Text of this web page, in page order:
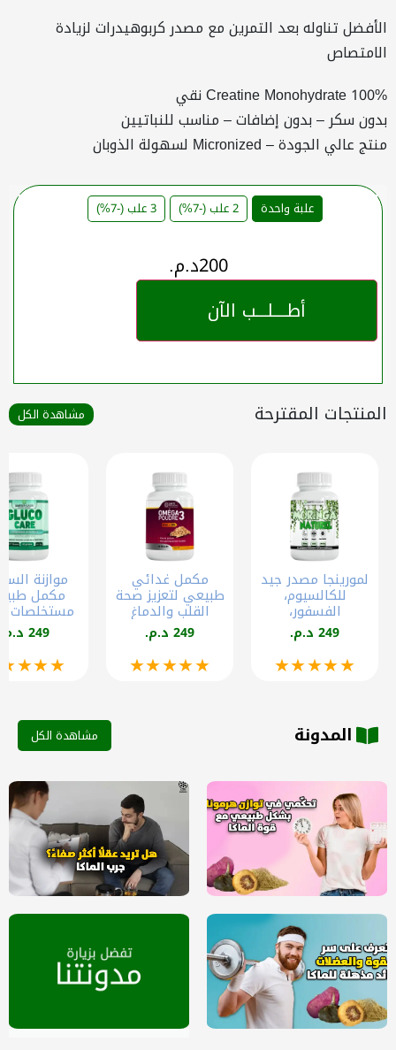
الأفضل تناوله بعد التمرين مع مصدر كربوهيدرات لزيادة
الامتصاص
100% Creatine Monohydrate نقي
بدون سكر – بدون إضافات – مناسب للنباتيين
منتج عالي الجودة – Micronized لسهولة الذوبان
علبة واحدة 2 علب (-7%) 3 علب (-7%)
200د.م.
أطــــلـــب الآن
المنتجات المقترحة مشاهدة الكل
لمورينجا مصدر جيد
للكالسيوم،
الفسفور،
والمغنيسيوم
249 د.م.
★★★★★
مكمل غدائي
طبيعي لتعزيز صحة
القلب والدماغ
الزيادة في الكتلة
العضلية
249 د.م.
★★★★★
موازنة
مكمل
ملغرام 60 كبسولة
249 د.م.
المدونة مشاهدة الكل